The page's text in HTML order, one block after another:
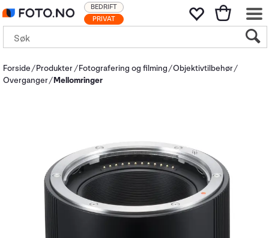
PRIVAT
BEDRIFT
Forside Produkter Fotografering og filming Objektivtilbehør
Overganger Mellomringer